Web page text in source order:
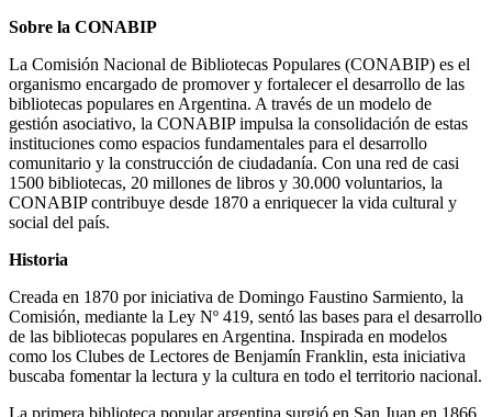
Sobre la CONABIP
La Comisión Nacional de Bibliotecas Populares (CONABIP) es el
organismo encargado de promover y fortalecer el desarrollo de las
bibliotecas populares en Argentina. A través de un modelo de
gestión asociativo, la CONABIP impulsa la consolidación de estas
instituciones como espacios fundamentales para el desarrollo
comunitario y la construcción de ciudadanía. Con una red de casi
1500 bibliotecas, 20 millones de libros y 30.000 voluntarios, la
CONABIP contribuye desde 1870 a enriquecer la vida cultural y
social del país.
Historia
Creada en 1870 por iniciativa de Domingo Faustino Sarmiento, la
Comisión, mediante la Ley Nº 419, sentó las bases para el desarrollo
de las bibliotecas populares en Argentina. Inspirada en modelos
como los Clubes de Lectores de Benjamín Franklin, esta iniciativa
buscaba fomentar la lectura y la cultura en todo el territorio nacional.
La primera biblioteca popular argentina surgió en San Juan en 1866,